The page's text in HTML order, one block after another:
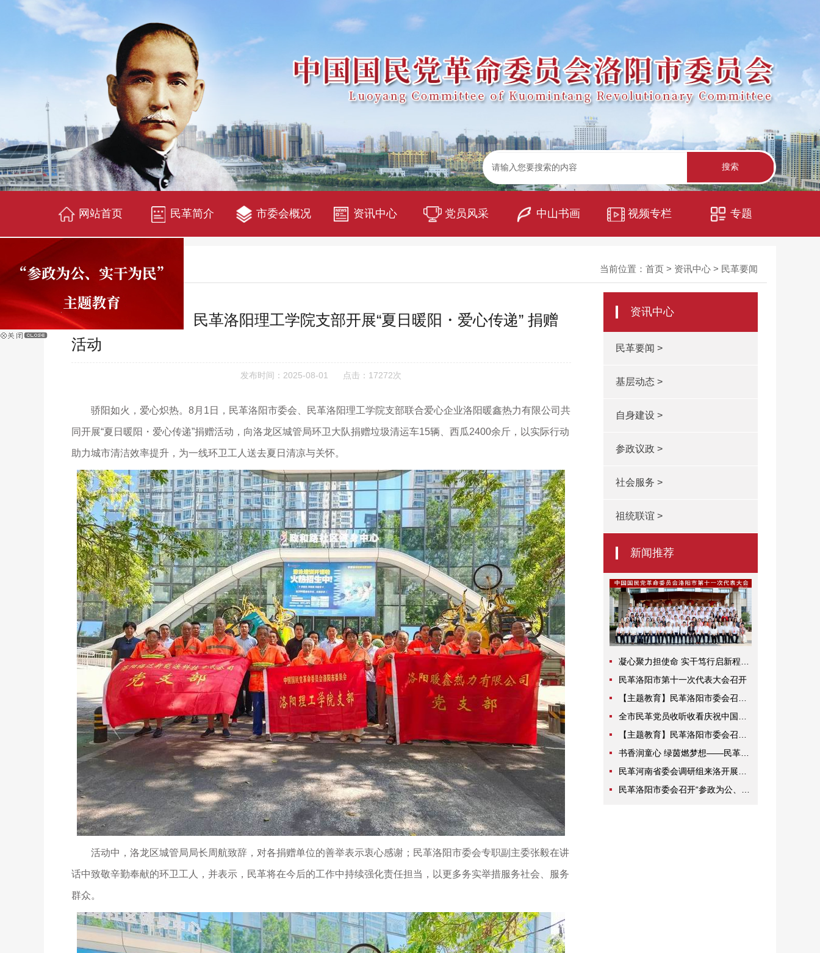
网站首页 民革简介 市委会概况 资讯中心 党员风采 中山书画 视频专栏 专题
民革要闻 当前位置： 首页 > 资讯中心 > 民革要闻
民革洛阳市委会、民革洛阳理工学院支部开展“夏日暖阳・爱心传递” 捐赠
活动
发布时间：2025-08-01 点击：17272次
骄阳如火，爱心炽热。8月1日，民革洛阳市委会、民革洛阳理工学院支部联合爱心企业洛阳暖鑫热力有限公司共
同开展“夏日暖阳・爱心传递”捐赠活动，向洛龙区城管局环卫大队捐赠垃圾清运车15辆、西瓜2400余斤，以实际行动
助力城市清洁效率提升，为一线环卫工人送去夏日清凉与关怀。
活动中，洛龙区城管局局长周航致辞，对各捐赠单位的善举表示衷心感谢；民革洛阳市委会专职副主委张毅在讲
话中致敬辛勤奉献的环卫工人，并表示，民革将在今后的工作中持续强化责任担当，以更多务实举措服务社会、服务
群众。
资讯中心
民革要闻 >
基层动态 >
自身建设 >
参政议政 >
社会服务 >
祖统联谊 >
新闻推荐
民革洛阳市第十一次代表大会召开